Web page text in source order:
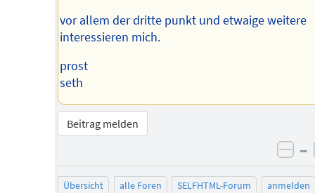
vor allem der dritte punkt und etwaige weitere
interessieren mich.
prost
seth
Beitrag melden
–
Übersicht alle Foren SELFHTML-Forum
anmelden